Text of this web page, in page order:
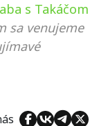
s Takáčom
sa venujeme